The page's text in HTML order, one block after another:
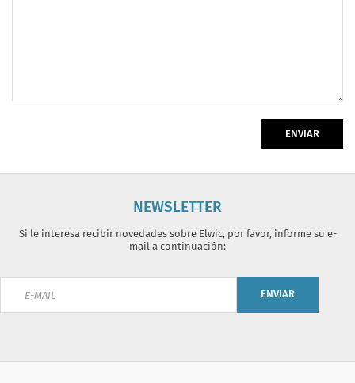
ENVIAR
NEWSLETTER
Si le interesa recibir novedades sobre Elwic, por favor, informe su e-
mail a continuación:
ENVIAR